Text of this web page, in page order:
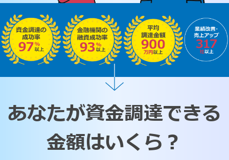
あなたが資金調達できる
金額はいくら？